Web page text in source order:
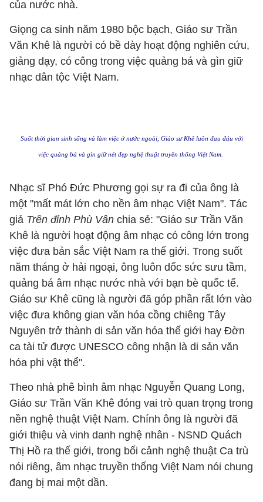
của nước nhà.
Giọng ca sinh năm 1980 bộc bạch, Giáo sư Trần
Văn Khê là người có bề dày hoạt động nghiên cứu,
giảng dạy, có công trong việc quảng bá và gìn giữ
nhạc dân tộc Việt Nam.
Suốt thời gian sinh sống và làm việc ở nước ngoài, Giáo sư Khê luôn đau đáu với
việc quảng bá và gìn giữ nét đẹp nghệ thuật truyền thống Việt Nam.
Nhạc sĩ Phó Đức Phương gọi sự ra đi của ông là
một "mất mát lớn cho nền âm nhạc Việt Nam". Tác
giả Trên đỉnh Phù Vân chia sẻ: "Giáo sư Trần Văn
Khê là người hoạt động âm nhạc có công lớn trong
việc đưa bản sắc Việt Nam ra thế giới. Trong suốt
năm tháng ở hải ngoại, ông luôn dốc sức sưu tầm,
quảng bá âm nhạc nước nhà với bạn bè quốc tế.
Giáo sư Khê cũng là người đã góp phần rất lớn vào
việc đưa không gian văn hóa cồng chiêng Tây
Nguyên trở thành di sản văn hóa thế giới hay Đờn
ca tài tử được UNESCO công nhận là di sản văn
hóa phi vật thể".
Theo nhà phê bình âm nhạc Nguyễn Quang Long,
Giáo sư Trần Văn Khê đóng vai trò quan trọng trong
nền nghệ thuật Việt Nam. Chính ông là người đã
giới thiệu và vinh danh nghệ nhân - NSND Quách
Thị Hồ ra thế giới, trong bối cảnh nghệ thuật Ca trù
nói riêng, âm nhạc truyền thống Việt Nam nói chung
đang bị mai một dần.